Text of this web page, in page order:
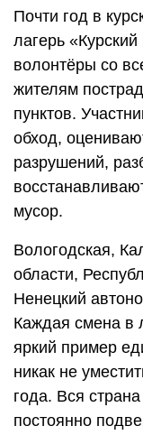
Почти год в
лагерь
волонтёры со
жителям
пунктов.
обход,
разрушений,
мусор.
Вологодская,
области,
Ненецкий
Каждая смена в
яркий пример
никак не
года. Вся
постоянно